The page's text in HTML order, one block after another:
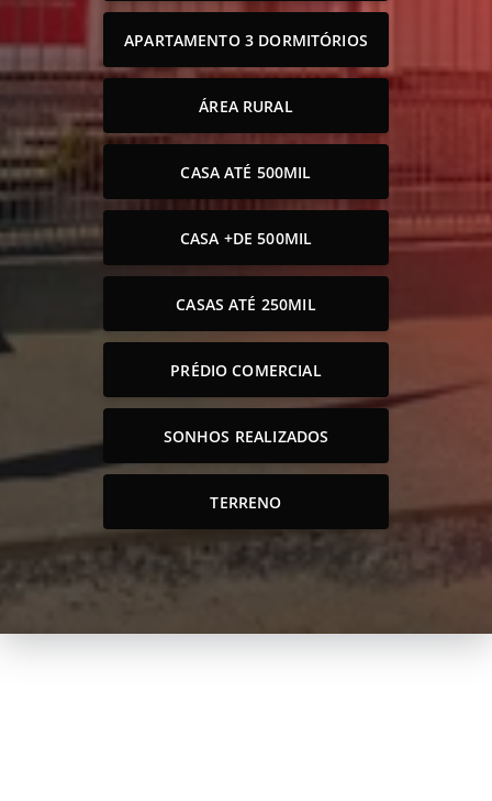
APARTAMENTO 3 DORMITÓRIOS
ÁREA RURAL
CASA ATÉ 500MIL
CASA +DE 500MIL
CASAS ATÉ 250MIL
PRÉDIO COMERCIAL
SONHOS REALIZADOS
TERRENO